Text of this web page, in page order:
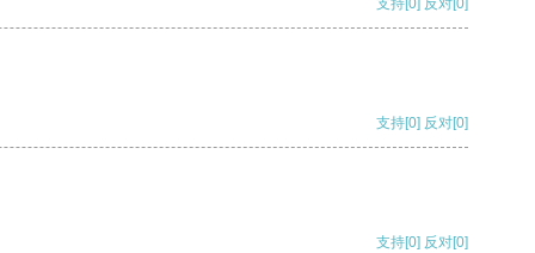
支持[0] 反对[0]
支持[0] 反对[0]
支持[0] 反对[0]